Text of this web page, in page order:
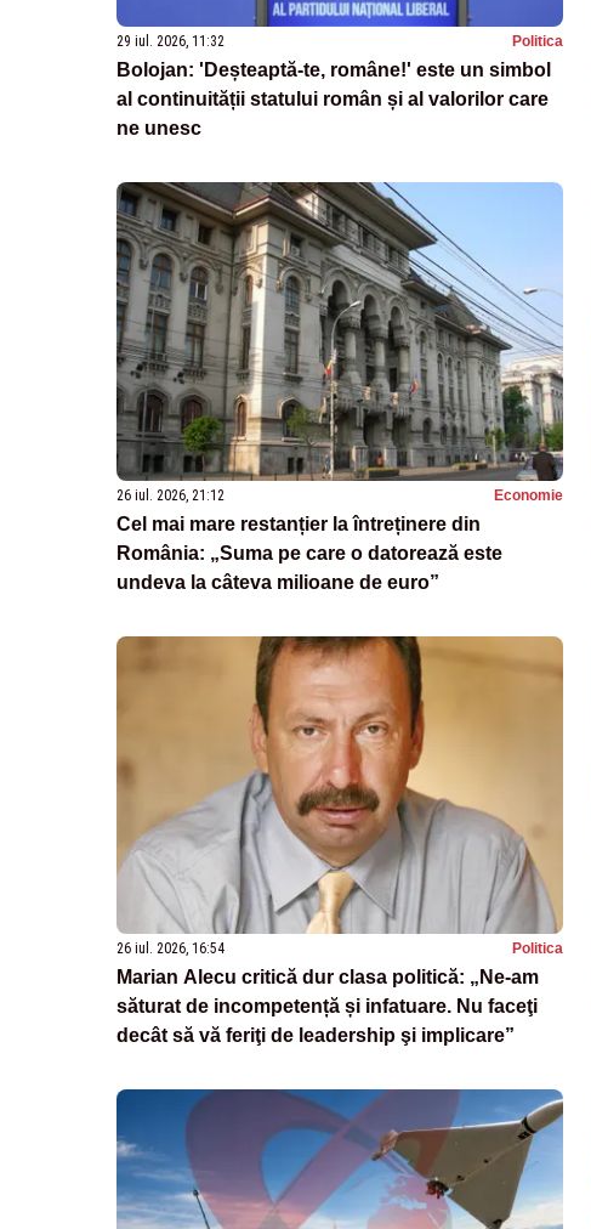
29 iul. 2026, 11:32 Politica
Bolojan: 'Deșteaptă-te, române!' este un simbol
al continuității statului român și al valorilor care
ne unesc
26 iul. 2026, 21:12 Economie
Cel mai mare restanțier la întreținere din
România: „Suma pe care o datorează este
undeva la câteva milioane de euro”
26 iul. 2026, 16:54 Politica
Marian Alecu critică dur clasa politică: „Ne-am
săturat de incompetență și infatuare. Nu faceţi
decât să vă feriţi de leadership şi implicare”